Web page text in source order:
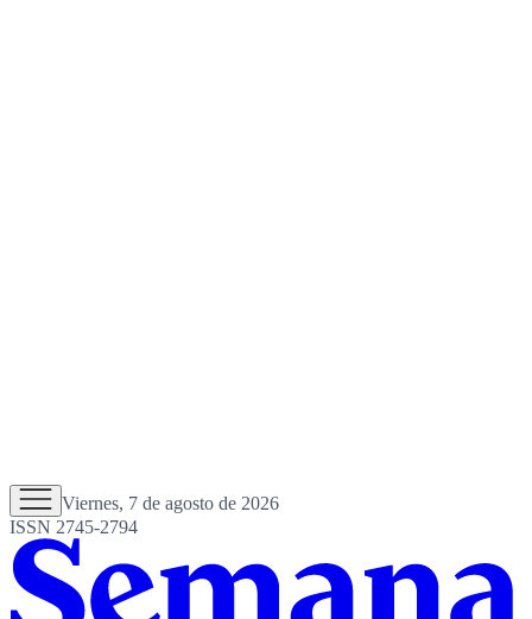
Viernes, 7 de agosto de 2026
ISSN 2745-2794